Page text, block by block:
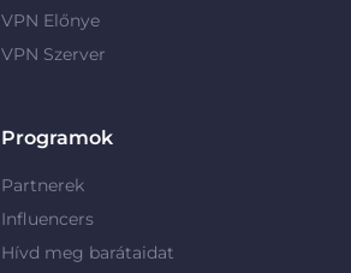
VPN Előnye
VPN Szerver
Programok
Partnerek
Influencers
Hívd meg barátaidat